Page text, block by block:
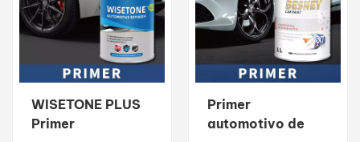
garante uma base lisa,
melhorando a
aderência e a
qualidade geral do
acabamento.
Desenvolvido para uso
profissional, este
aderência e a
qualidade geral do
acabamento.
Desenvolvido para uso
profissional, este
primer cria uma base
durável para um
WISETONE PLUS
Primer
Primer
automotivo de